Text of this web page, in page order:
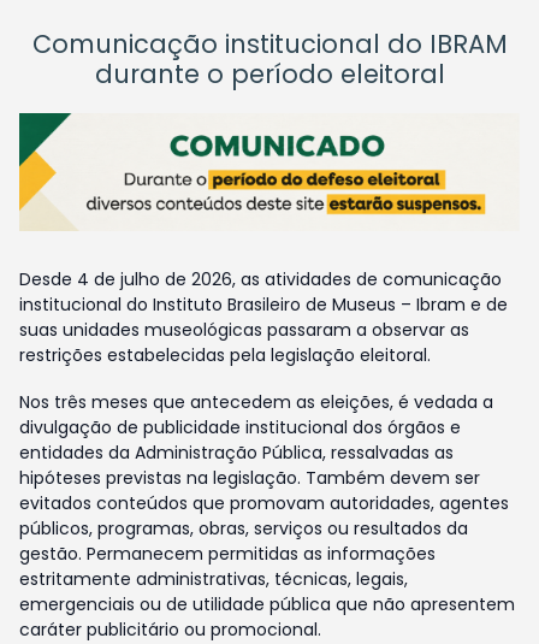
Comunicação institucional do IBRAM
durante o período eleitoral
Desde 4 de julho de 2026, as atividades de comunicação
institucional do Instituto Brasileiro de Museus – Ibram e de
suas unidades museológicas passaram a observar as
restrições estabelecidas pela legislação eleitoral.
Nos três meses que antecedem as eleições, é vedada a
divulgação de publicidade institucional dos órgãos e
entidades da Administração Pública, ressalvadas as
hipóteses previstas na legislação. Também devem ser
evitados conteúdos que promovam autoridades, agentes
públicos, programas, obras, serviços ou resultados da
gestão. Permanecem permitidas as informações
estritamente administrativas, técnicas, legais,
emergenciais ou de utilidade pública que não apresentem
caráter publicitário ou promocional.